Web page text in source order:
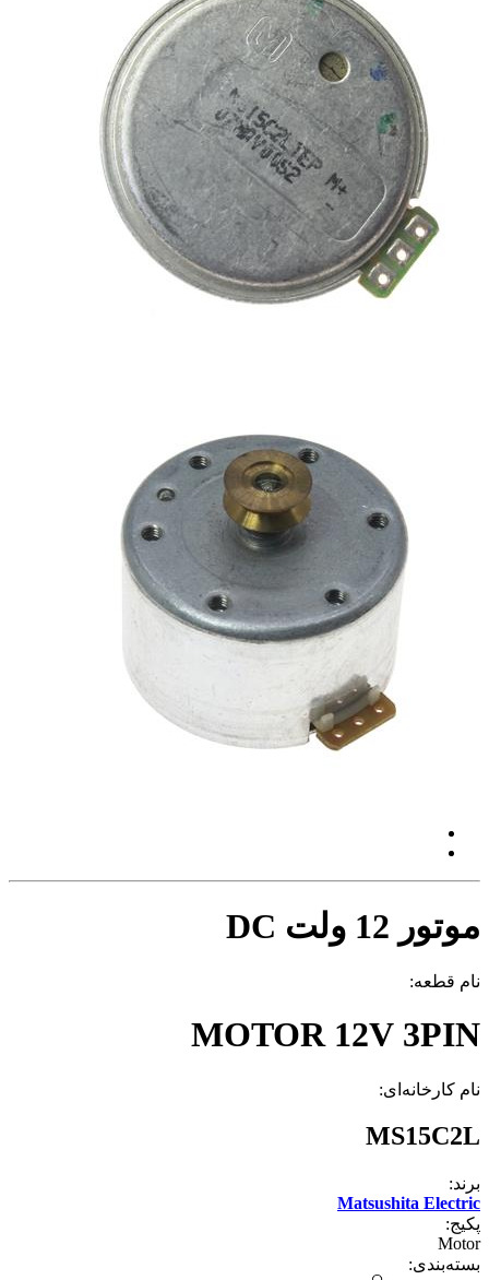
موتور 12 ولت DC
نام قطعه:
MOTOR 12V 3PIN
نام کارخانه‌ای:
MS15C2L
برند:
Matsushita Electric
پکیج:
Motor
بسته‌بندی: